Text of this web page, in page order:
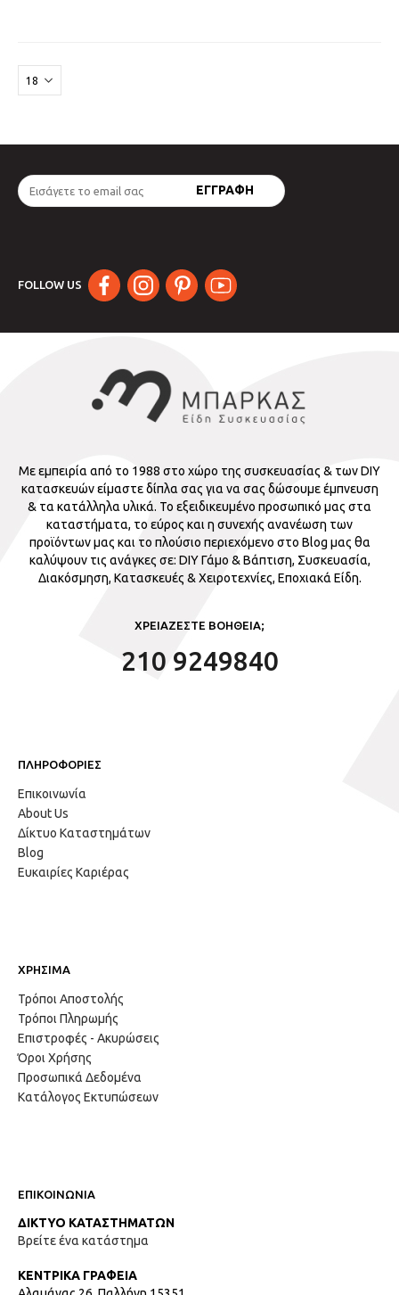
FOLLOW US
Με εμπειρία από το 1988 στο χώρο της συσκευασίας & των DIY
κατασκευών είμαστε δίπλα σας για να σας δώσουμε έμπνευση
& τα κατάλληλα υλικά. Το εξειδικευμένο προσωπικό μας στα
καταστήματα, το εύρος και η συνεχής ανανέωση των
προϊόντων μας και το πλούσιο περιεχόμενο στο Blog μας θα
καλύψουν τις ανάγκες σε: DIY Γάμο & Βάπτιση, Συσκευασία,
Διακόσμηση, Κατασκευές & Χειροτεχνίες, Εποχιακά Είδη.
ΧΡΕΙΑΖΕΣΤΕ ΒΟΗΘΕΙΑ;
210 9249840
ΠΛΗΡΟΦΟΡΙΕΣ
Επικοινωνία
About Us
Δίκτυο Καταστημάτων
Blog
Ευκαιρίες Καριέρας
ΧΡΗΣΙΜΑ
Τρόποι Αποστολής
Τρόποι Πληρωμής
Επιστροφές - Ακυρώσεις
Όροι Χρήσης
Προσωπικά Δεδομένα
Κατάλογος Εκτυπώσεων
ΕΠΙΚΟΙΝΩΝΙΑ
ΔΙΚΤΥΟ ΚΑΤΑΣΤΗΜΑΤΩΝ
Βρείτε ένα κατάστημα
ΚΕΝΤΡΙΚΑ ΓΡΑΦΕΙΑ